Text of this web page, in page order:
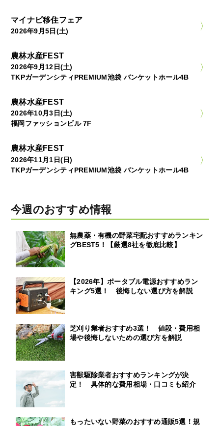
マイナビ移住フェア
2026年9月5日(土)
農林水産FEST
2026年9月12日(土)
TKPガーデンシティPREMIUM池袋 バンケットホール4B
農林水産FEST
2026年10月3日(土)
福岡ファッションビル 7F
農林水産FEST
2026年11月1日(日)
TKPガーデンシティPREMIUM池袋 バンケットホール4B
今週のおすすめ情報
無農薬・有機の野菜宅配おすすめランキン
グBEST5！【厳選8社を徹底比較】
【2026年】ポータブル電源おすすめラン
キング5選！ 後悔しない選び方を解説
芝刈り業者おすすめ3選！ 値段・費用相
場や後悔しないための選び方を解説
害獣駆除業者おすすめランキングが決
定！ 具体的な費用相場・口コミも紹介
もったいない野菜のおすすめ通販5選！規